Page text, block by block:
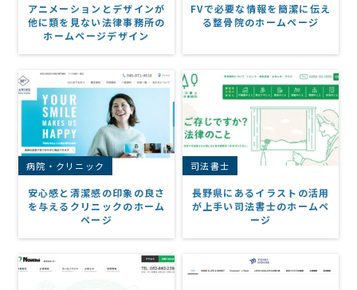
アニメーションとデザインが
他に類を見ない法律事務所の
ホームページデザイン
FVで必要な情報を簡潔に伝え
る整骨院のホームページ
病院・クリニック
安心感と清潔感の印象の良さ
を与えるクリニックのホーム
ページ
司法書士
長野県にあるイラストの活用
が上手い司法書士のホームペ
ージ